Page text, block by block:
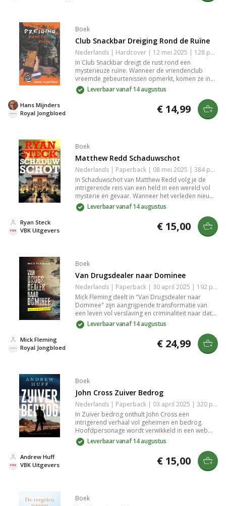
Boek
Club Snackbar Dreiging Rond de Ruïne
Nederlands | Hardcover | 12 mei 2025 | 128 pagina's | 9789085435969
In Club Snackbar dreigt de rust rond een
mysterieuze ruïne. Wanneer de vriendenclub
vreemde gebeurtenissen opmerkt, komen ze in
een spannend avontuur terecht vol puzzels en
geheimen. Samen ontrafelen ze het verleden en
het gevaar dat hen omringt. Een meeslepende
jeugdroman die vriendschap, moed en avontuur
benadrukt. Perfect voor fans van mysterie en
Leverbaar vanaf 14 augustus
Royal Jongbloed
Hans Mijnders € 14,99
Boek
Matthew Redd Schaduwschot
Nederlands | Paperback | 08 mei 2025 | 384 pagina's | 9789029737340
In Schaduwschot van Matthew Redd volg je de
intrigerende reis van een held in een wereld vol
mysterie en gevaar. Wanneer het verleden nieuwe
bedreigingen meebrengt, moet hij de strijd
aangaan met schaduwen van oude vijanden. Deze
spannende thriller biedt een meeslepende mix
van avontuur, wraak en onverwoestbare
vriendschap. Een must-read voor liefhebbers van
Leverbaar vanaf 14 augustus
VBK Uitgevers
Ryan Steck € 15,00
Boek
Van Drugsdealer naar Dominee
Nederlands | Paperback | 30 april 2025 | 192 pagina's | 9789033804717
Mick Fleming deelt in "Van Drugsdealer naar
Dominee" zijn aangrijpende transformatie van
een leven vol verslaving en criminaliteit naar dat
van een toegewijde christen. Met rauwe
eerlijkheid behandelt hij thema's als herstel,
vergeving en de kracht van liefde. Dit krachtige
verhaal inspireert en levert inzichten op voor
iedereen die zoekt naar hoop in moeilijke tijden.
Leverbaar vanaf 14 augustus
Royal Jongbloed
Mick Fleming € 24,99
Boek
John Cross Zuiver Bedrog
Nederlands | Paperback | 03 april 2025 | 320 pagina's | 9789029738026
In Zuiver bedrog onthult John Cross een
intrigerend verhaal vol geheimen en bedrog.
Hoofdpersonage wordt verwikkeld in een web
van leugens dat zijn leven verandert. Het verhaal
verkent thema's van vertrouwen, verraad en de
schimmige grenzen tussen waarheid en fantasie.
Lees dit meeslepende boek voor een
Leverbaar vanaf 14 augustus
VBK Uitgevers
Andrew Huff € 15,00
Boek